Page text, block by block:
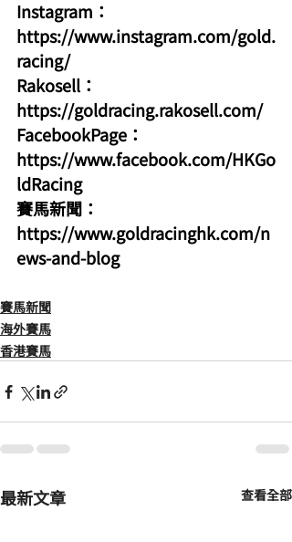
Instagram：
https://www.instagram.com/gold.
racing/
Rakosell：
https://goldracing.rakosell.com/
FacebookPage：
https://www.facebook.com/HKGo
ldRacing
賽馬新聞：
https://www.goldracinghk.com/n
ews-and-blog
賽馬新聞
海外賽馬
香港賽馬
最新文章 查看全部